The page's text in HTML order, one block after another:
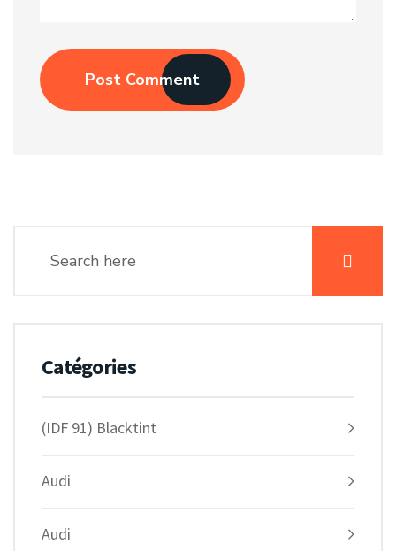
Post Comment
Catégories
(IDF 91) Blacktint
Audi
Audi